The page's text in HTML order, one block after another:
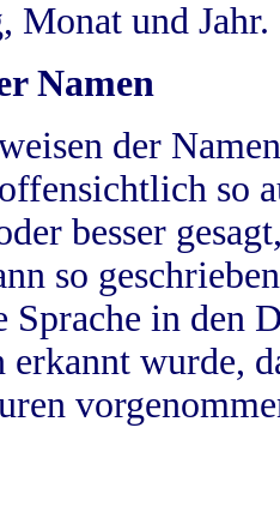
Monat und Jahr.
Namen
der
so
besser
so
Sprache in
erkannt wurde,